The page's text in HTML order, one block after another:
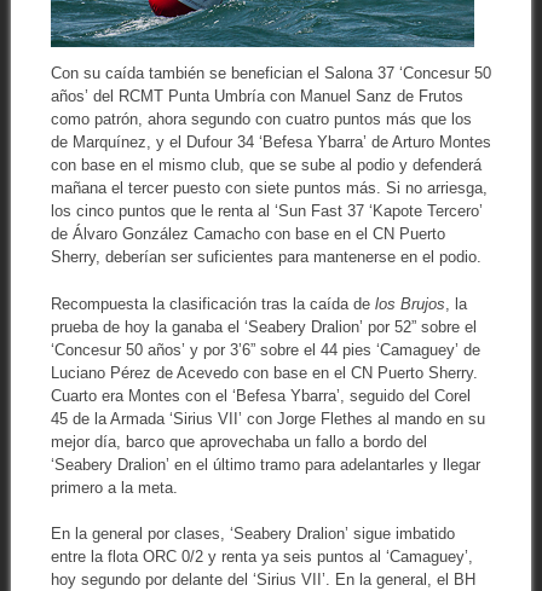
Con su caída también se benefician el Salona 37 ‘Concesur 50
años’ del RCMT Punta Umbría con Manuel Sanz de Frutos
como patrón, ahora segundo con cuatro puntos más que los
de Marquínez, y el Dufour 34 ‘Befesa Ybarra’ de Arturo Montes
con base en el mismo club, que se sube al podio y defenderá
mañana el tercer puesto con siete puntos más. Si no arriesga,
los cinco puntos que le renta al ‘Sun Fast 37 ‘Kapote Tercero’
de Álvaro González Camacho con base en el CN Puerto
Sherry, deberían ser suficientes para mantenerse en el podio.
Recompuesta la clasificación tras la caída de los Brujos , la
prueba de hoy la ganaba el ‘Seabery Dralion’ por 52” sobre el
‘Concesur 50 años’ y por 3’6” sobre el 44 pies ‘Camaguey’ de
Luciano Pérez de Acevedo con base en el CN Puerto Sherry.
Cuarto era Montes con el ‘Befesa Ybarra’, seguido del Corel
45 de la Armada ‘Sirius VII’ con Jorge Flethes al mando en su
mejor día, barco que aprovechaba un fallo a bordo del
‘Seabery Dralion’ en el último tramo para adelantarles y llegar
primero a la meta.
En la general por clases, ‘Seabery Dralion’ sigue imbatido
entre la flota ORC 0/2 y renta ya seis puntos al ‘Camaguey’,
hoy segundo por delante del ‘Sirius VII’. En la general, el BH